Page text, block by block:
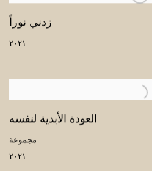
زدني نوراً
٢٠٢١
العودة الأبدية لنفسه
مجموعة
٢٠٢١